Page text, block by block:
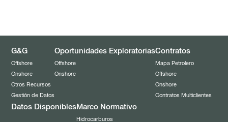
G&G
Offshore
Onshore
Otros Recursos
Gestión de Datos
Oportunidades Exploratorias
Offshore
Onshore
Contratos
Mapa Petrolero
Offshore
Onshore
Contratos Multiclientes
Datos Disponibles Marco Normativo
Hidrocarburos